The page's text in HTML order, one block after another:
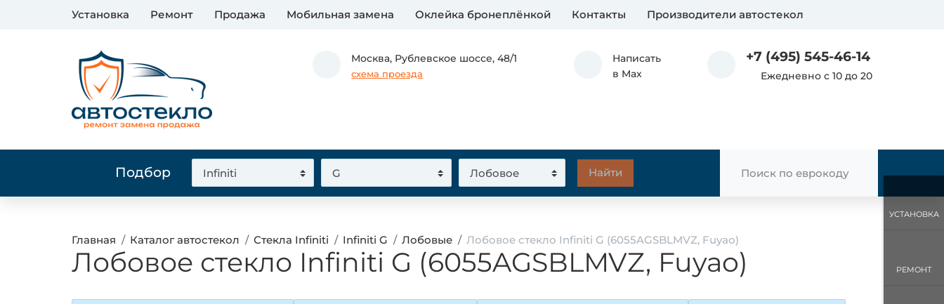
Установка Ремонт Продажа Мобильная замена Оклейка бронеплёнкой Контакты Производители автостекол
Москва, Рублевское шоссе, 48/1
схема проезда
Написать
в Max
+7 (495) 545-46-14
Ежедневно с 10 до 20
Подбор
Главная Каталог автостекол Стекла Infiniti Infiniti G Лобовые Лобовое стекло Infiniti G (6055AGSBLMVZ, Fuyao)
Лобовое стекло Infiniti G (6055AGSBLMVZ, Fuyao)
УСТАНОВКА
РЕМОНТ